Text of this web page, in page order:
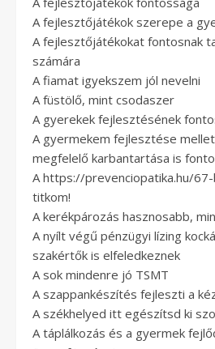
A fejlesztőjátékok szerepe a
A fejlesztőjátékokat fontosnak
számára
A fiamat igyekszem jól nevelni
A füstölő, mint csodaszer
A gyerekek fejlesztésének
A gyermekem fejlesztése
megfelelő karbantartása is
A https://prevenciopatika.hu/
titkom!
A kerékpározás hasznosabb,
A nyílt végű pénzügyi lízing
szakértők is elfeledkeznek
A sok mindenre jó TSMT
A szappankészítés fejleszti a
A székhelyed itt egészítsd ki
A táplálkozás és a gyermek